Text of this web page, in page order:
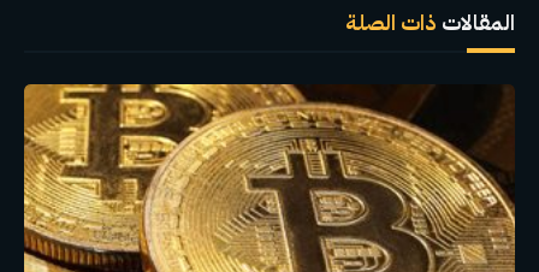
المقالات ذات الصلة